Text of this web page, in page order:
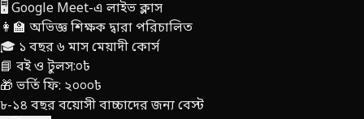
🖥️ Google Meet-এ লাইভ ক্লাস
👩‍🏫 অভিজ্ঞ শিক্ষক দ্বারা পরিচালিত
🎓 ১ বছর ৬ মাস মেয়াদী কোর্স
📘 বই ও টুলস:০৳
🎁 ভর্তি ফি: ২০০০৳
৮-১৪ বছর বয়োসী বাচ্চাদের জন্য বেস্ট